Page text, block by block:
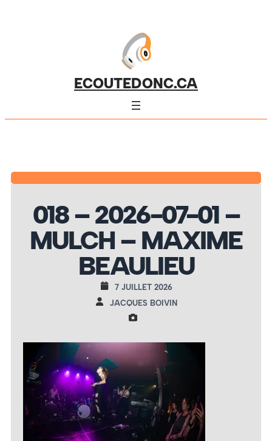
ECOUTEDONC.CA
018 – 2026-07-01 –
MULCH – MAXIME
BEAULIEU
7 JUILLET 2026
JACQUES BOIVIN